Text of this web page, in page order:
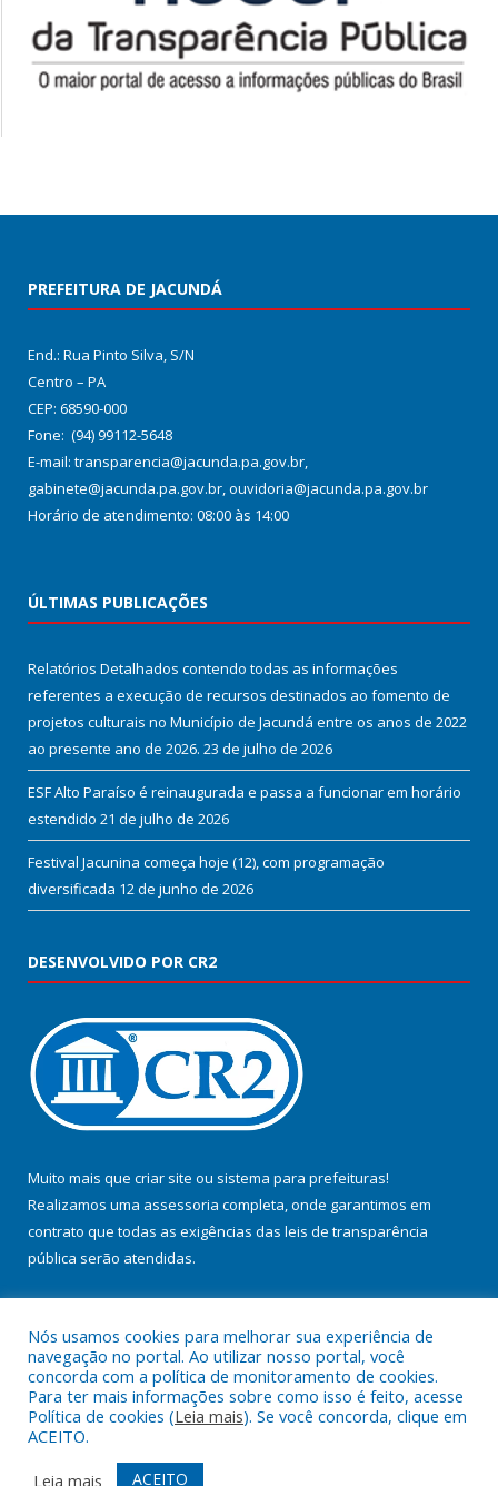
PREFEITURA DE JACUNDÁ
End.: Rua Pinto Silva, S/N
Centro – PA
CEP: 68590-000
Fone: (94) 99112-5648
E-mail: transparencia@jacunda.pa.gov.br,
gabinete@jacunda.pa.gov.br, ouvidoria@jacunda.pa.gov.br
Horário de atendimento: 08:00 às 14:00
ÚLTIMAS PUBLICAÇÕES
Relatórios Detalhados contendo todas as informações
referentes a execução de recursos destinados ao fomento de
projetos culturais no Município de Jacundá entre os anos de 2022
ao presente ano de 2026. 23 de julho de 2026
ESF Alto Paraíso é reinaugurada e passa a funcionar em horário
estendido 21 de julho de 2026
Festival Jacunina começa hoje (12), com programação
diversificada 12 de junho de 2026
DESENVOLVIDO POR CR2
Muito mais que criar site ou sistema para prefeituras!
Realizamos uma assessoria completa, onde garantimos em
contrato que todas as exigências das leis de transparência
pública serão atendidas.
Todos os direitos reservados a Prefeitura Municipal de Jacundá.
Mapa do Site Acessar Área Administrativa
Nós usamos cookies para melhorar sua experiência de
navegação no portal. Ao utilizar nosso portal, você
concorda com a política de monitoramento de cookies.
Para ter mais informações sobre como isso é feito, acesse
Política de cookies (Leia mais). Se você concorda, clique em
ACEITO.
Leia mais
ACEITO